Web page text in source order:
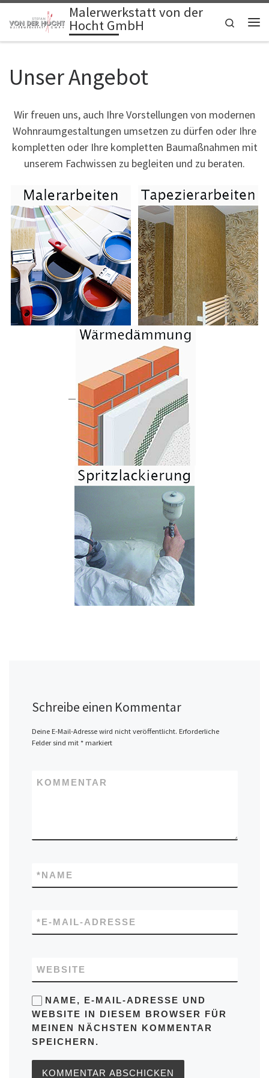
Zum Inhalt springenMalerwerkstatt von der
Hocht GmbH
Search
Unser Angebot
Wir freuen uns, auch Ihre Vorstellungen von modernen
Wohnraumgestaltungen umsetzen zu dürfen oder Ihre
kompletten oder Ihre kompletten Baumaßnahmen mit
unserem Fachwissen zu begleiten und zu beraten.
Schreibe einen Kommentar
Deine E-Mail-Adresse wird nicht veröffentlicht. Erforderliche
Felder sind mit *markiert
KOMMENTAR
NAME
*
E-MAIL-ADRESSE
*
WEBSITE
NAME, E-MAIL-ADRESSE UND
WEBSITE IN DIESEM BROWSER FÜR
MEINEN NÄCHSTEN KOMMENTAR
SPEICHERN.